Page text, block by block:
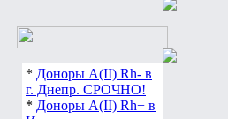
* Доноры А(ІІ) Rh- в
г. Днепр. СРОЧНО!
* Доноры А(ІІ) Rh+ в